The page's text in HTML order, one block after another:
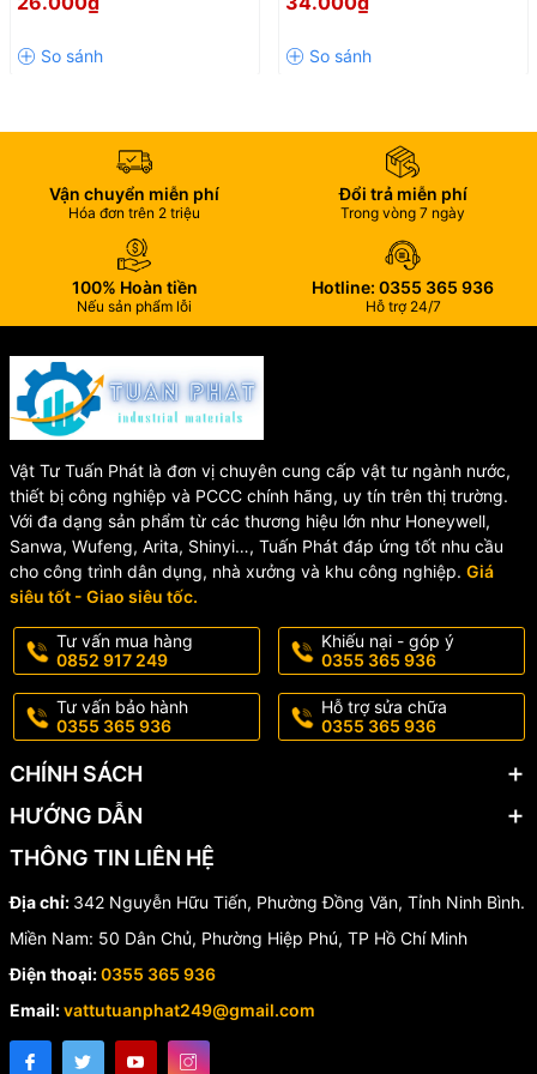
động
động
Việt Nam
🔧 Chất Liệu Cao Cấp, Độ
Bền Vượt Trội
Cụm cấp WS07 được sản xuất từ:
🔹Nhựa ABS cao cấpchịu va đập tốt.
🔹 Nhựa POM kỹ thuậtcó độ cứng và độ bền cơ học cao.
🔹Nhựa PP chịu nhiệtgiúp sản phẩm hoạt động ổn định trong
thời gian dài.
Sự kết hợp này giúp sản phẩm chống ăn mòn, chống lão hóa và
duy trì hiệu suất cấp nước ổn định.
🏠 Ứng Dụng Thực Tế
✔️ Bồn cầu két rời.
✔️ Bồn cầu liền khối.
✔️ Công trình dân dụng.
✔️ Nhà hàng, khách sạn.
✔️ Chung cư, văn phòng.
✔️ Các khu vực có nguồn nước nhiễm phèn hoặc nước chưa ổn
định.
💡 Vì Sao Nên Chọn Cụm
Cấp Piston Pro WS07?
👉 Hoạt động êm ái, giảm tiếng ồn.
Chia 2 Đường Nước Tiện Lợi
Lợi Cho Bồn Cầu Và Vòi Xịt
Vận chuyển miễn phí
Hóa đơn trên 2 triệu
Đổi trả miễn phí
Trong vòng 7 ngày
100% Hoàn tiền
Nếu sản phẩm lỗi
Hotline: 0355 365 936
Hỗ trợ 24/7
Vật Tư Tuấn Phát là đơn vị chuyên cung cấp vật tư ngành nước,
thiết bị công nghiệp và PCCC chính hãng, uy tín trên thị trường.
Với đa dạng sản phẩm từ các thương hiệu lớn như Honeywell,
Sanwa, Wufeng, Arita, Shinyi…, Tuấn Phát đáp ứng tốt nhu cầu
cho công trình dân dụng, nhà xưởng và khu công nghiệp. Giá
siêu tốt - Giao siêu tốc.
Tư vấn mua hàng
0852 917 249
Khiếu nại - góp ý
0355 365 936
Tư vấn bảo hành
0355 365 936
Hỗ trợ sửa chữa
0355 365 936
CHÍNH SÁCH
HƯỚNG DẪN
THÔNG TIN LIÊN HỆ
Địa chỉ: 342 Nguyễn Hữu Tiến, Phường Đồng Văn, Tỉnh Ninh Bình.
Miền Nam: 50 Dân Chủ, Phường Hiệp Phú, TP Hồ Chí Minh
Điện thoại:0355 365 936
Email:vattutuanphat249@gmail.com